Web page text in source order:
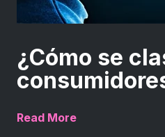
¿Cómo se
Read More